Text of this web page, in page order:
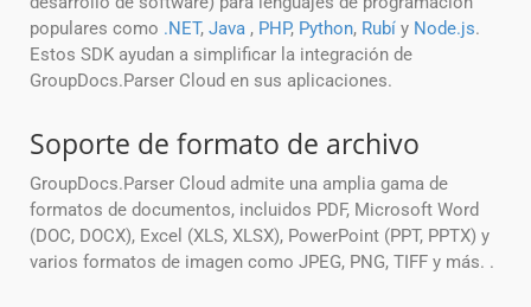
populares como .NET, Java , PHP, Python, Rubí y Node.js.
Estos SDK ayudan a simplificar la integración de
GroupDocs.Parser Cloud en sus aplicaciones.
Soporte de formato de archivo
GroupDocs.Parser Cloud admite una amplia gama de
formatos de documentos, incluidos PDF, Microsoft Word
(DOC, DOCX), Excel (XLS, XLSX), PowerPoint (PPT, PPTX) y
varios formatos de imagen como JPEG, PNG, TIFF y más. .